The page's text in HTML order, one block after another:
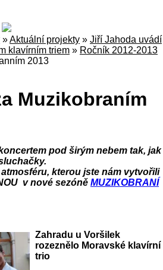
»Aktuální projekty » Jiří Jahoda uvádí
klavírním triem » Ročník 2012-2013
2013
Muzikobraním
pod širým nebem tak, jak
kterou jste nám vytvořili
v nové sezóně MUZIKOBRANÍ
Zahradu u Voršilek
rozeznělo Moravské klavírní
trio